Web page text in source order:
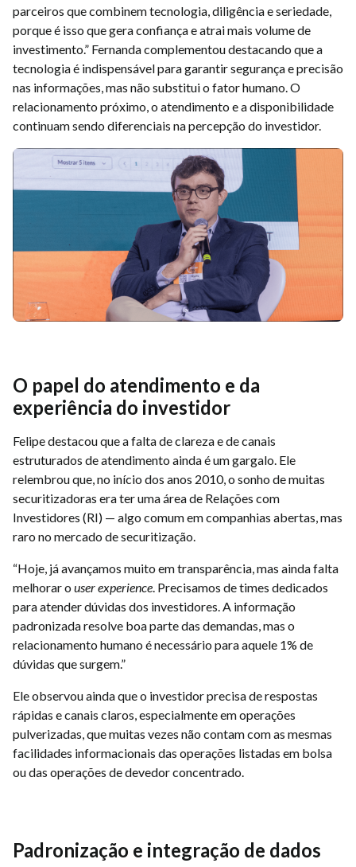
parceiros que combinem tecnologia, diligência e seriedade,
porque é isso que gera confiança e atrai mais volume de
investimento.” Fernanda complementou destacando que a
tecnologia é indispensável para garantir segurança e precisão
nas informações, mas não substitui o fator humano. O
relacionamento próximo, o atendimento e a disponibilidade
continuam sendo diferenciais na percepção do investidor.
O papel do atendimento e da
experiência do investidor
Felipe destacou que a falta de clareza e de canais
estruturados de atendimento ainda é um gargalo. Ele
relembrou que, no início dos anos 2010, o sonho de muitas
securitizadoras era ter uma área de Relações com
Investidores (RI) — algo comum em companhias abertas, mas
raro no mercado de securitização.
“Hoje, já avançamos muito em transparência, mas ainda falta
melhorar o user experience. Precisamos de times dedicados
para atender dúvidas dos investidores. A informação
padronizada resolve boa parte das demandas, mas o
relacionamento humano é necessário para aquele 1% de
dúvidas que surgem.”
Ele observou ainda que o investidor precisa de respostas
rápidas e canais claros, especialmente em operações
pulverizadas, que muitas vezes não contam com as mesmas
facilidades informacionais das operações listadas em bolsa
ou das operações de devedor concentrado.
Padronização e integração de dados